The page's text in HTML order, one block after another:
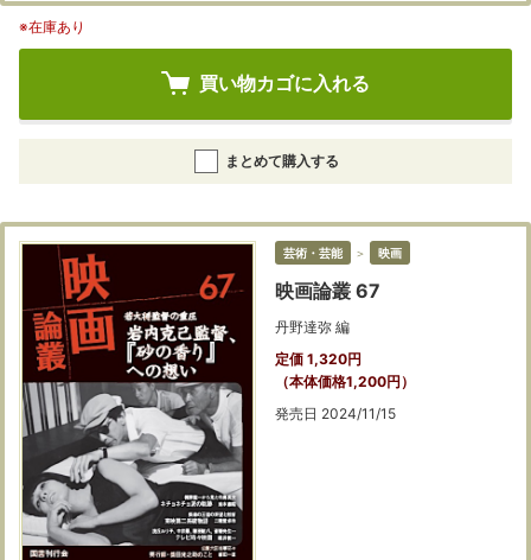
※在庫あり
買い物カゴに入れる
まとめて購入する
芸術・芸能 ＞ 映画
映画論叢 67
丹野達弥 編
定価 1,320円
（本体価格1,200円）
発売日 2024/11/15